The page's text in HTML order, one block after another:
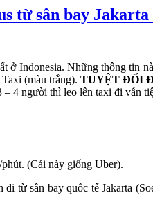
ở Indonesia. Những thông tin
Taxi (màu trắng).TUYỆT ĐỐI
– 4 người thì leo lên taxi đi vẫn
(Cái này giống Uber).
từ sân bay quốc tế Jakarta